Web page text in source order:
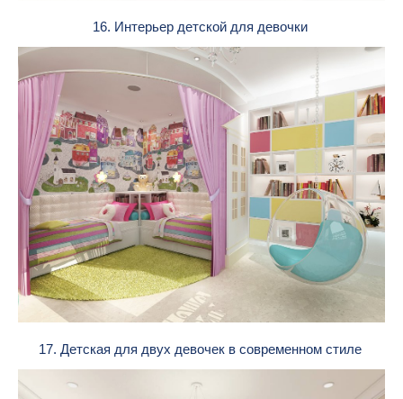
16. Интерьер детской для девочки
17. Детская для двух девочек в современном стиле